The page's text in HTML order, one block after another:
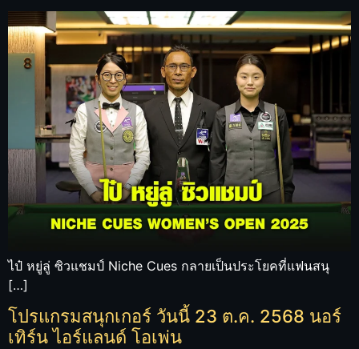
ไป๋ หยู่ลู่ ซิวแชมป์ Niche Cues กลายเป็นประโยคที่แฟนสนุ
[…]
โปรแกรมสนุกเกอร์ วันนี้ 23 ต.ค. 2568 นอร์
เทิร์น ไอร์แลนด์ โอเพ่น